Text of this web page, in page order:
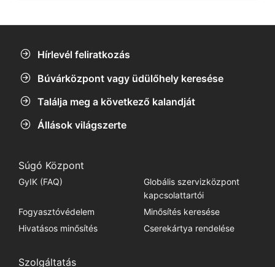
Hírlevél feliratkozás
Búvárközpont vagy üdülőhely keresése
Találja meg a következő kalandját
Állások világszerte
Súgó Központ
GyIK (FAQ)
Globális szervizközpont
kapcsolattartói
Fogyasztóvédelem
Minősítés keresése
Hivatásos minősítés
Cserekártya rendelése
Szolgáltatás